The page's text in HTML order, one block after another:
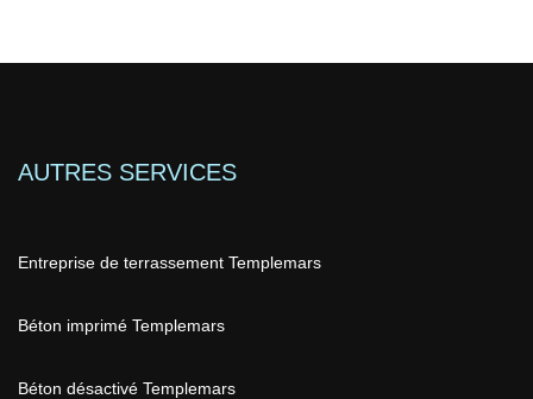
AUTRES SERVICES
Entreprise de terrassement Templemars
Béton imprimé Templemars
Béton désactivé Templemars